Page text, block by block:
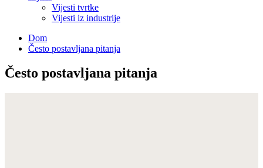
Vijesti tvrtke
Vijesti iz industrije
Dom
Često postavljana pitanja
Često postavljana pitanja